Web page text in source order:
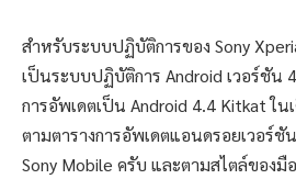
สำหรับระบบปฏิบัติการของ Sony
เป็นระบบปฏิบัติการ Android เวอร์ชัน
การอัพเดตเป็น Android 4.4 Kitkat ใ
ตามตารางการอัพเดตแอนดรอยเวอร์ชั
Sony Mobile ครับ และตามสไตล์ของ